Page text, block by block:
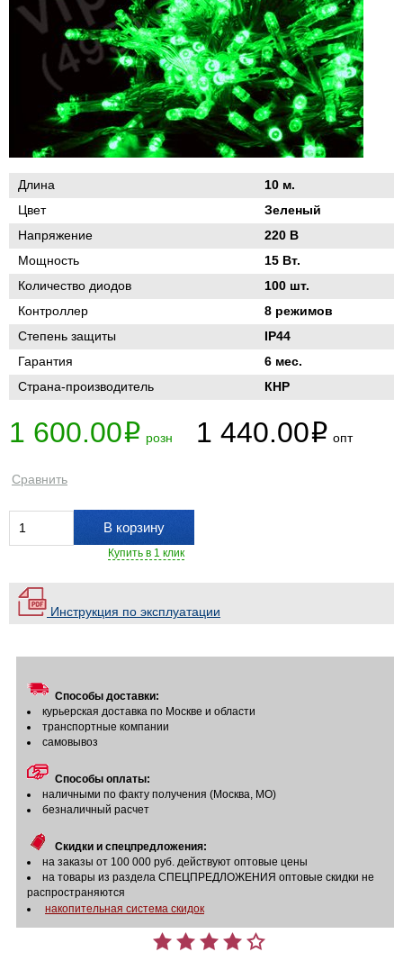
Длина
10 м.
Цвет
Зеленый
Напряжение
220 В
Мощность
15 Вт.
Количество диодов
100 шт.
Контроллер
8 режимов
Степень защиты
IP44
Гарантия
6 мес.
Страна-производитель
КНР
1 600.00i розн 1 440.00i опт
Сравнить
В корзину
Купить в 1 клик
Инструкция по эксплуатации
Способы доставки:
курьерская доставка по Москве и области
транспортные компании
самовывоз
Способы оплаты:
наличными по факту получения (Москва, МО)
безналичный расчет
Скидки и спецпредложения:
на заказы от 100 000 руб. действуют оптовые цены
на товары из раздела СПЕЦПРЕДЛОЖЕНИЯ оптовые скидки не
распространяются
накопительная система скидок